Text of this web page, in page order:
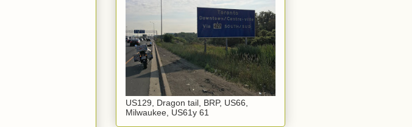
US129, Dragon tail, BRP, US66,
Milwaukee, US61y 61